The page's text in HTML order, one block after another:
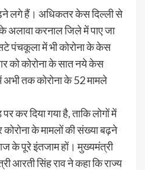
लगे हैं। अधिकतर केस दिल्ली से
अलावा करनाल जिले में पाए जा
पंचकूला में भी कोरोना के केस
को कोरोना के सात नये केस
तक कोरोना के 52 मामले
कर दिया गया है, ताकि लोगों में
के मामलों की संख्या बढ़ने
के पूरे इंतजाम हों। मुख्यमंत्री
आरती सिंह राव ने कहा कि राज्य